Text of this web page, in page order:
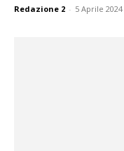
Redazione 2 - 5 Aprile 2024